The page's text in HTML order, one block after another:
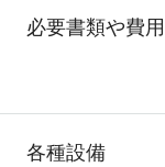
必要書類や費用
各種設備